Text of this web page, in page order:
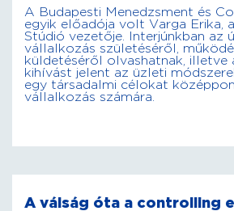
A Budapesti Menedzsment és
egyik előadója volt Varga Erika,
Stúdió vezetője. Interjúnkban az
vállalkozás születéséről,
küldetéséről olvashatnak, illetve
kihívást jelent az üzleti
egy társadalmi célokat
vállalkozás számára.
A válság óta a controlling